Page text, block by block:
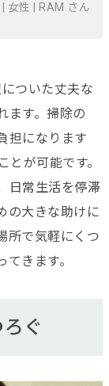
女性 | RAM さん
ついた丈夫な
ます。掃除の
担になります
が可能です。
日常生活を停滞
の大きな助けに
所で気軽にくつ
きます。
ぐ